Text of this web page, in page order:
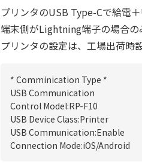
プリンタのUSB Type-Cで給電
端末側がLightning端子の場合の
プリンタの設定は、工場出荷時
* Comminication Type *
USB Communication
Control Model:RP-F10
USB Device Class:Printer
USB Communication:Enable
Connection Mode:iOS/Android